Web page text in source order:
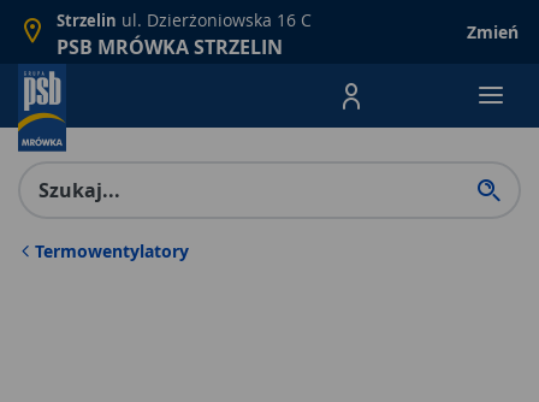
Strzelin ul. Dzierżoniowska 16 C
PSB MRÓWKA STRZELIN
Zmień
Menu Produktów,
Termowentylatory